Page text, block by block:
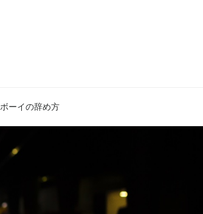
ボーイの辞め方